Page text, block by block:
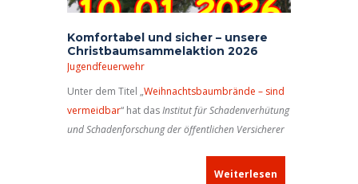
Komfortabel und sicher – unsere
Christbaumsammelaktion 2026
Jugendfeuerwehr
Unter dem Titel „Weihnachtsbaumbrände – sind
vermeidbar“ hat dasInstitut für Schadenverhütung
und Schadenforschung der öffentlichen Versicherer
ein Video veröffentlicht
Weiterlesen